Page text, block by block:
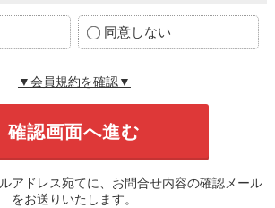
同意しない
▼会員規約を確認▼
アドレス宛てに、お問合せ内容の確認メール
をお送りいたします。